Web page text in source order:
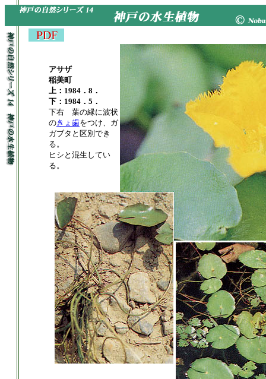
アサザ
稲美町
上：1984．8．
下：1984．5．
下右 葉の縁に波状
のきょ歯をつけ、ガ
ガブタと区別でき
る。
ヒシと混生してい
る。